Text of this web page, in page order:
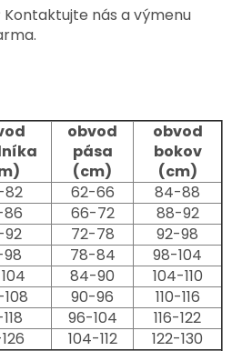
nás a výmenu
obvod
pása
(cm)
obvod
bokov
(cm)
82 62-66
84-88
66-72
88-92
72-78
92-98
78-84
98-104
84-90
104-110
90-96
110-116
96-104
116-122
104-112 122-130